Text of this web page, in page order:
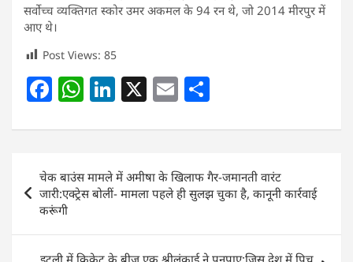
सर्वोच्च व्यक्तिगत स्कोर उमर अकमल के 94 रन थे, जो 2014 मीरपुर में
आए थे।
Post Views: 85
F
c
e
b
o
o
W
at
s
A
p
Li
k
e
dI
X E
ai
l
ar
e
Post
navigation
चेक बाउंस मामले में अमीषा के खिलाफ गैर-जमानती वारंट
जारी:एक्ट्रेस बोलीं- मामला पहले ही सुलझ चुका है, कानूनी कार्रवाई
करूंगी